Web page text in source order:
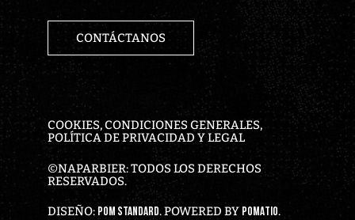
CONTÁCTANOS
COOKIES, CONDICIONES GENERALES,
POLÍTICA DE PRIVACIDAD Y LEGAL
©NAPARBIER: TODOS LOS DERECHOS
RESERVADOS.
DISEÑO: POM STANDARD. POWERED BY POMATIO.